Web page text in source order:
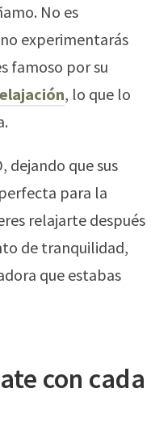
No es
experimentarás
famoso por su
, lo que lo
dejando que sus
para la
relajarte después
de tranquilidad,
que estabas
con cada